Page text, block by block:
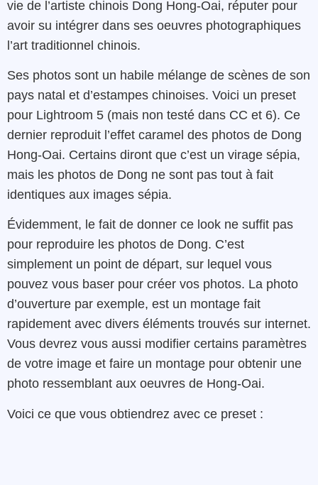
vie de l’artiste chinois Dong Hong-Oai, réputer pour
avoir su intégrer dans ses oeuvres photographiques
l’art traditionnel chinois.
Ses photos sont un habile mélange de scènes de son
pays natal et d’estampes chinoises. Voici un preset
pour Lightroom 5 (mais non testé dans CC et 6). Ce
dernier reproduit l’effet caramel des photos de Dong
Hong-Oai. Certains diront que c’est un virage sépia,
mais les photos de Dong ne sont pas tout à fait
identiques aux images sépia.
Évidemment, le fait de donner ce look ne suffit pas
pour reproduire les photos de Dong. C’est
simplement un point de départ, sur lequel vous
pouvez vous baser pour créer vos photos. La photo
d’ouverture par exemple, est un montage fait
rapidement avec divers éléments trouvés sur internet.
Vous devrez vous aussi modifier certains paramètres
de votre image et faire un montage pour obtenir une
photo ressemblant aux oeuvres de Hong-Oai.
Voici ce que vous obtiendrez avec ce preset :